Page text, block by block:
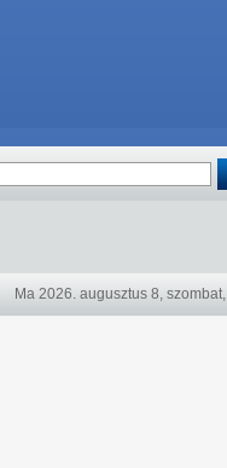
Ma 2026. augusztus 8, szombat,